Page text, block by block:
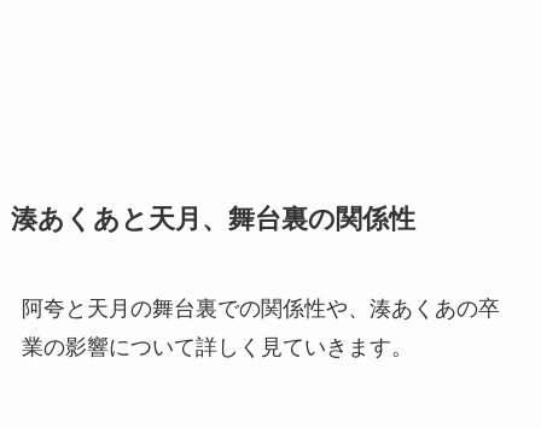
湊あくあと天月、舞台裏の関係性
阿夸と天月の舞台裏での関係性や、湊あくあの卒
業の影響について詳しく見ていきます。